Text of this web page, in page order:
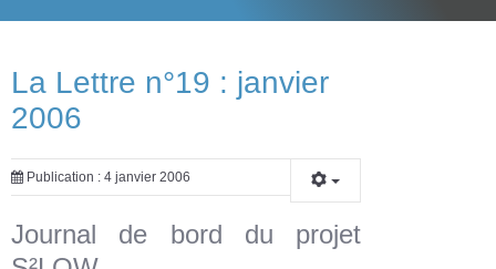
La Lettre n°19 : janvier
2006
Publication : 4 janvier 2006
Journal de bord du projet